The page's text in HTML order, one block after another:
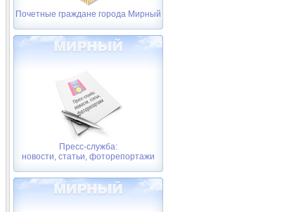
Почетные граждане города Мирный
Пресс-служба:
новости, статьи, фоторепортажи